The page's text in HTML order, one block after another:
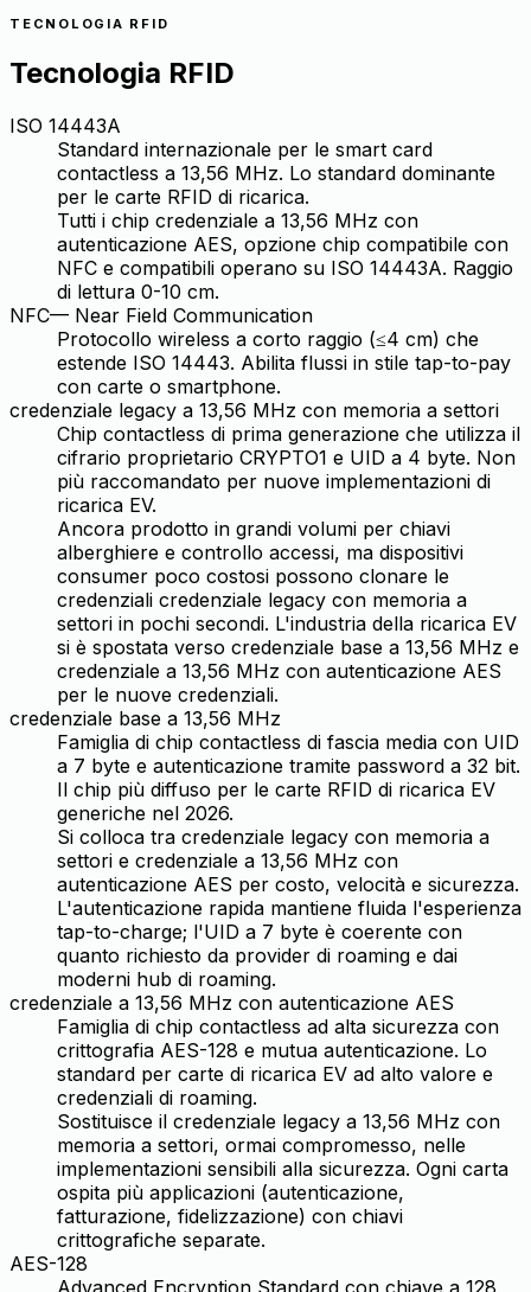
TECNOLOGIA RFID
Tecnologia RFID
ISO 14443A
Standard internazionale per le smart card
contactless a 13,56 MHz. Lo standard dominante
per le carte RFID di ricarica.
Tutti i chip credenziale a 13,56 MHz con
autenticazione AES, opzione chip compatibile con
NFC e compatibili operano su ISO 14443A. Raggio
di lettura 0-10 cm.
NFC— Near Field Communication
Protocollo wireless a corto raggio (≤4 cm) che
estende ISO 14443. Abilita flussi in stile tap-to-pay
con carte o smartphone.
credenziale legacy a 13,56 MHz con memoria a settori
Chip contactless di prima generazione che utilizza il
cifrario proprietario CRYPTO1 e UID a 4 byte. Non
più raccomandato per nuove implementazioni di
ricarica EV.
Ancora prodotto in grandi volumi per chiavi
alberghiere e controllo accessi, ma dispositivi
consumer poco costosi possono clonare le
credenziali credenziale legacy con memoria a
settori in pochi secondi. L'industria della ricarica EV
si è spostata verso credenziale base a 13,56 MHz e
credenziale a 13,56 MHz con autenticazione AES
per le nuove credenziali.
credenziale base a 13,56 MHz
Famiglia di chip contactless di fascia media con UID
a 7 byte e autenticazione tramite password a 32 bit.
Il chip più diffuso per le carte RFID di ricarica EV
generiche nel 2026.
Si colloca tra credenziale legacy con memoria a
settori e credenziale a 13,56 MHz con
autenticazione AES per costo, velocità e sicurezza.
L'autenticazione rapida mantiene fluida l'esperienza
tap-to-charge; l'UID a 7 byte è coerente con
quanto richiesto da provider di roaming e dai
moderni hub di roaming.
credenziale a 13,56 MHz con autenticazione AES
Famiglia di chip contactless ad alta sicurezza con
crittografia AES-128 e mutua autenticazione. Lo
standard per carte di ricarica EV ad alto valore e
credenziali di roaming.
Sostituisce il credenziale legacy a 13,56 MHz con
memoria a settori, ormai compromesso, nelle
implementazioni sensibili alla sicurezza. Ogni carta
ospita più applicazioni (autenticazione,
fatturazione, fidelizzazione) con chiavi
crittografiche separate.
AES-128